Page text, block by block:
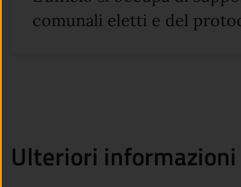
comunali eletti e del
Ulteriori informazioni